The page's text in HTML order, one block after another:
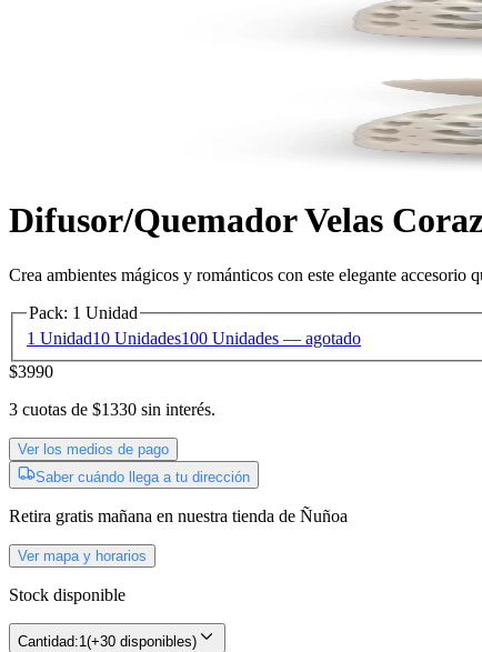
Difusor/Quemador Velas
Crea ambientes mágicos y románticos con este elegante
Pack: 1 Unidad
1 Unidad10 Unidades100 Unidades — agotado
$3990
3 cuotas de $1330 sin interés.
Ver los medios de pago
Saber cuándo llega a tu dirección
Retira gratis mañana en nuestra tienda de Ñuñoa
Ver mapa y horarios
Stock disponible
Cantidad:1(+30 disponibles)